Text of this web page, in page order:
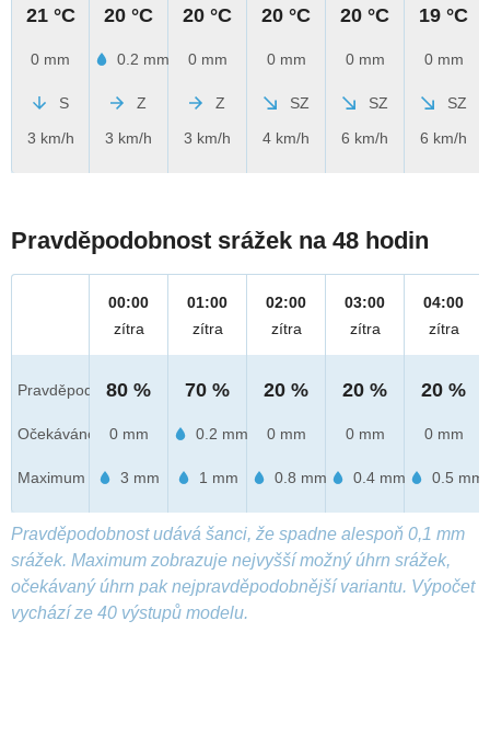
21 °C
0 mm
S
3 km/h
20 °C
0.2 mm
Z
3 km/h
20 °C
0 mm
Z
3 km/h
20 °C
0 mm
SZ
4 km/h
20 °C
0 mm
SZ
6 km/h
19 °C
0 mm
SZ
6 km/h
Pravděpodobnost srážek na 48 hodin
Pravděpod.
Očekáváno
Maximum
00:00
zítra
80 %
0 mm
3 mm
01:00
zítra
70 %
0.2 mm
1 mm
02:00
zítra
20 %
0 mm
0.8 mm
03:00
zítra
20 %
0 mm
0.4 mm
04:00
zítra
20 %
0 mm
0.5 mm
Pravděpodobnost udává šanci, že spadne alespoň 0,1 mm
srážek. Maximum zobrazuje nejvyšší možný úhrn srážek,
očekávaný úhrn pak nejpravděpodobnější variantu. Výpočet
vychází ze 40 výstupů modelu.